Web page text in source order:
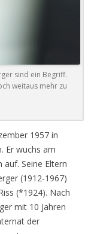
sind ein Begriff.
weitaus mehr zu
1957 in
Er wuchs am
Seine Eltern
(1912-1967)
(*1924). Nach
mit 10 Jahren
der